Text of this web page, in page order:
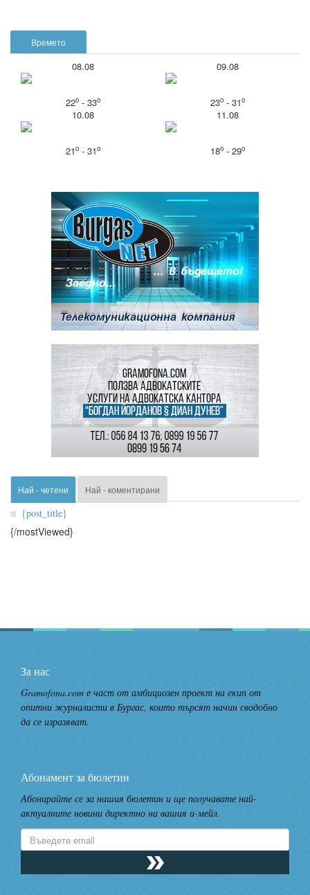
Времето
08.08
22o- 33o
09.08
23o- 31o
10.08
21o- 31o
11.08
18o- 29o
Най - четени Най - коментирани
{post_title}
{/mostViewed}
За нас
Gramofona.com е част от амбициозен проект на екип от
опитни журналисти в Бургас, които търсят начин сводобно
да се изразяват.
Абонамент за бюлетин
Абонирайте се за нашия бюлетин и ще получавате най-
актуалните новини директно на вашия и-мейл.